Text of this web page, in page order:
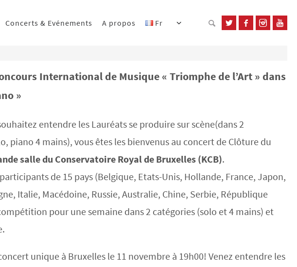
Concerts & Evénements A propos Fr
International de Musique « Triomphe de l’Art » dans
»
entendre les Lauréats se produire sur scène(dans 2
piano 4 mains), vous êtes les bienvenus au concert de Clôture du
salle du Conservatoire Royal de Bruxelles (KCB).
de 15 pays (Belgique, Etats-Unis, Hollande, France, Japon,
Italie, Macédoine, Russie, Australie, Chine, Serbie, République
pour une semaine dans 2 catégories (solo et 4 mains) et
unique à Bruxelles le 11 novembre à 19h00! Venez entendre les